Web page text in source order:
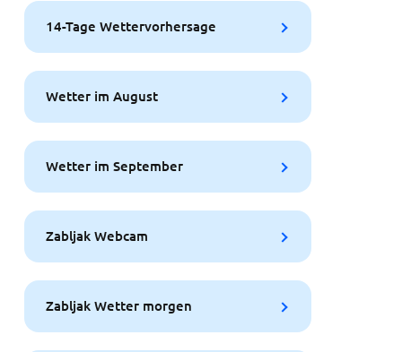
14-Tage Wettervorhersage
Wetter im August
Wetter im September
Zabljak Webcam
Zabljak Wetter morgen